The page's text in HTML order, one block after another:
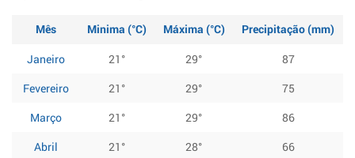
Mês Minima (°C) Máxima (°C)
Precipitação (mm)
Janeiro
21° 29°
87
Fevereiro
21° 29°
75
Março
21° 29°
86
Abril
21° 28°
66